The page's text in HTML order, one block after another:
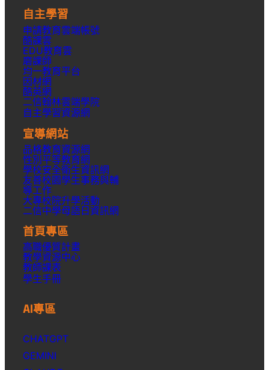
自主學習
申請教育雲端帳號
酷課雲
EDU教育雲
磨課師
均一教育平台
因材網
酷英網
二信翰林雲端學院
自主學習資源網
宣導網站
品格教育資源網
性別平等教育網
學校安全衛生資訊網
友善校園學生事務與輔
導工作
大專校院升學活動
二信中學母語日資訊網
首頁專區
高職優質計畫
教學資源中心
教師課表
學生手冊
AI專區
CHATGPT
GEMINI